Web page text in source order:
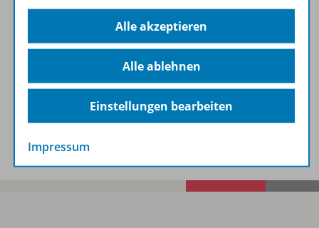
Produktinformationen
Zugehörige Produkte
Alle akzeptieren
Alle ablehnen
Einstellungen bearbeiten
Impressum